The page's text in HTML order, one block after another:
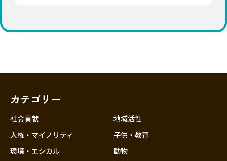
石川
近畿
カテゴリー
社会貢献
人権・マイノリティ
環境・エシカル
地域活性
子供・教育
動物